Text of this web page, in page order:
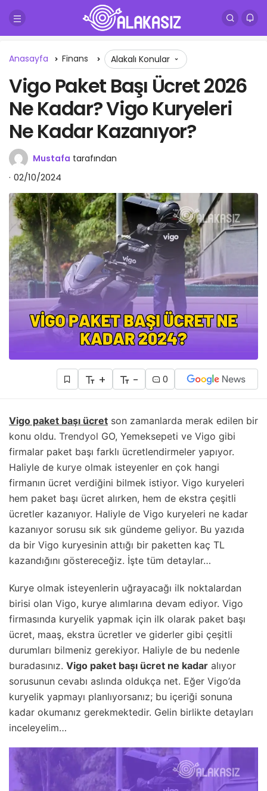
Anasayfa Finans Alakalı Konular
Vigo Paket Başı Ücret 2026
Ne Kadar? Vigo Kuryeleri
Ne Kadar Kazanıyor?
Mustafa tarafından
02/10/2024
+ - 0
Vigo paket başı ücret son zamanlarda merak edilen bir
konu oldu. Trendyol GO, Yemeksepeti ve Vigo gibi
firmalar paket başı farklı ücretlendirmeler yapıyor.
Haliyle de kurye olmak isteyenler en çok hangi
firmanın ücret verdiğini bilmek istiyor. Vigo kuryeleri
hem paket başı ücret alırken, hem de ekstra çeşitli
ücretler kazanıyor. Haliyle de Vigo kuryeleri ne kadar
kazanıyor sorusu sık sık gündeme geliyor. Bu yazıda
da bir Vigo kuryesinin attığı bir paketten kaç TL
kazandığını göstereceğiz. İşte tüm detaylar…
Kurye olmak isteyenlerin uğrayacağı ilk noktalardan
birisi olan Vigo, kurye alımlarına devam ediyor. Vigo
firmasında kuryelik yapmak için ilk olarak paket başı
ücret, maaş, ekstra ücretler ve giderler gibi çeşitli
durumları bilmeniz gerekiyor. Haliyle de bu nedenle
buradasınız. Vigo paket başı ücret ne kadar alıyor
sorusunun cevabı aslında oldukça net. Eğer Vigo’da
kuryelik yapmayı planlıyorsanız; bu içeriği sonuna
kadar okumanız gerekmektedir. Gelin birlikte detayları
inceleyelim…